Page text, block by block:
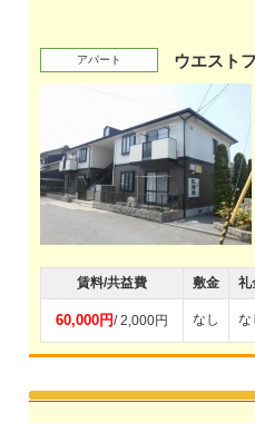
アパート ウエスト
賃料/共益費 敷金 礼
60,000円/ 2,000円 なし な